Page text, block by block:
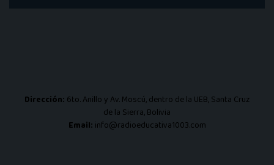
Dirección: 6to. Anillo y Av. Moscú, dentro de la UEB, Santa Cruz
de la Sierra, Bolivia
Email: info@radioeducativa1003.com